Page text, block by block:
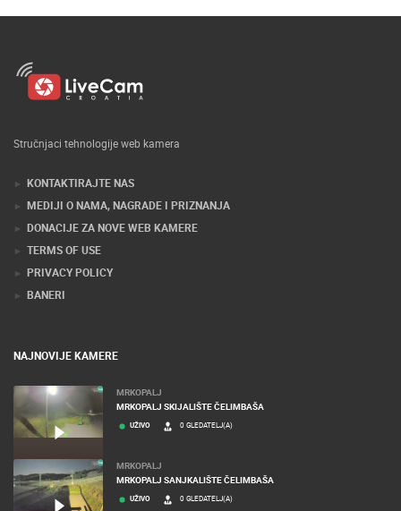
Stručnjaci tehnologije web kamera
KONTAKTIRAJTE NAS
MEDIJI O NAMA, NAGRADE I PRIZNANJA
DONACIJE ZA NOVE WEB KAMERE
TERMS OF USE
PRIVACY POLICY
BANERI
NAJNOVIJE KAMERE
MRKOPALJ
MRKOPALJ SKIJALIŠTE ČELIMBAŠA
UŽIVO 0 GLEDATELJ(A)
MRKOPALJ
MRKOPALJ SANJKALIŠTE ČELIMBAŠA
UŽIVO 0 GLEDATELJ(A)